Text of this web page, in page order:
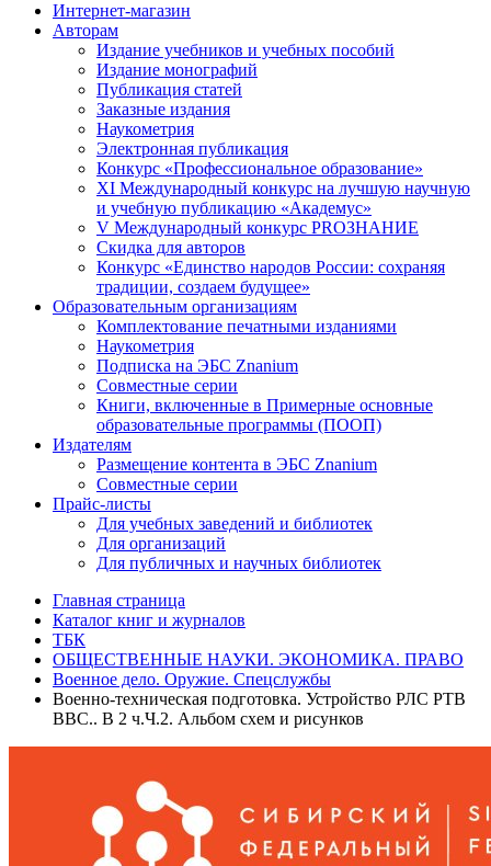
Интернет-магазин
Авторам
Издание учебников и учебных пособий
Издание монографий
Публикация статей
Заказные издания
Наукометрия
Электронная публикация
Конкурс «Профессиональное образование»
XI Международный конкурс на лучшую научную
и учебную публикацию «Академус»
V Международный конкурс PROЗНАНИЕ
Скидка для авторов
Конкурс «Единство народов России: сохраняя
традиции, создаем будущее»
Образовательным организациям
Комплектование печатными изданиями
Наукометрия
Подписка на ЭБС Znanium
Совместные серии
Книги, включенные в Примерные основные
образовательные программы (ПООП)
Издателям
Размещение контента в ЭБС Znanium
Совместные серии
Прайс-листы
Для учебных заведений и библиотек
Для организаций
Для публичных и научных библиотек
Главная страница
Каталог книг и журналов
ТБК
ОБЩЕСТВЕННЫЕ НАУКИ. ЭКОНОМИКА. ПРАВО
Военное дело. Оружие. Спецслужбы
Военно-техническая подготовка. Устройство РЛС РТВ
ВВС.. В 2 ч.Ч.2. Альбом схем и рисунков